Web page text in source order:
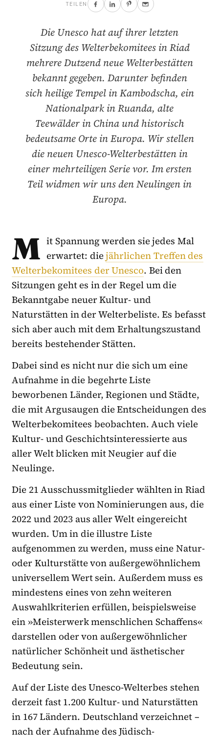
TEILEN
Die Unesco hat auf ihrer letzten
Sitzung des Welterbekomitees in Riad
mehrere Dutzend neue Welterbestätten
bekannt gegeben. Darunter befinden
sich heilige Tempel in Kambodscha, ein
Nationalpark in Ruanda, alte
Teewälder in China und historisch
bedeutsame Orte in Europa. Wir stellen
die neuen Unesco-Welterbestätten in
einer mehrteiligen Serie vor. Im ersten
Teil widmen wir uns den Neulingen in
Europa.
M it Spannung werden sie jedes Mal
erwartet: diejährlichen Treffen des
Welterbekomitees der Unesco. Bei den
Sitzungen geht es in der Regel um die
Bekanntgabe neuer Kultur- und
Naturstätten in der Welterbeliste. Es befasst
sich aber auch mit dem Erhaltungszustand
bereits bestehender Stätten.
Dabei sind es nicht nur die sich um eine
Aufnahme in die begehrte Liste
beworbenen Länder, Regionen und Städte,
die mit Argusaugen die Entscheidungen des
Welterbekomitees beobachten. Auch viele
Kultur- und Geschichtsinteressierte aus
aller Welt blicken mit Neugier auf die
Neulinge.
Die 21 Ausschussmitglieder wählten in Riad
aus einer Liste von Nominierungen aus, die
2022 und 2023 aus aller Welt eingereicht
wurden. Um in die illustre Liste
aufgenommen zu werden, muss eine Natur-
oder Kulturstätte von außergewöhnlichem
universellem Wert sein. Außerdem muss es
mindestens eines von zehn weiteren
Auswahlkriterien erfüllen, beispielsweise
ein »Meisterwerk menschlichen Schaffens«
darstellen oder von außergewöhnlicher
natürlicher Schönheit und ästhetischer
Bedeutung sein.
Auf der Liste des Unesco-Welterbes stehen
derzeit fast 1.200 Kultur- und Naturstätten
in 167 Ländern. Deutschland verzeichnet –
nach der Aufnahme des Jüdisch-